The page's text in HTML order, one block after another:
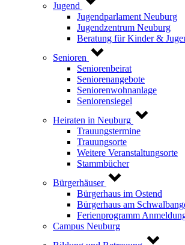
Jugend
Jugendparlament Neuburg
Jugendzentrum Neuburg
Beratung für Kinder &
Senioren
Seniorenbeirat
Seniorenangebote
Seniorenwohnanlage
Seniorensiegel
Heiraten in Neuburg
Trauungstermine
Trauungsorte
Weitere Veranstaltungsorte
Stammbücher
Bürgerhäuser
Bürgerhaus im Ostend
Bürgerhaus am
Ferienprogramm
Campus Neuburg